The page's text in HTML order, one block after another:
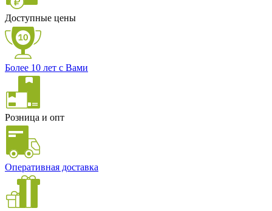
Доступные цены
Более 10 лет с Вами
Розница и опт
Оперативная доставка